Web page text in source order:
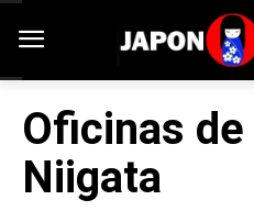
Oficinas
Niigata